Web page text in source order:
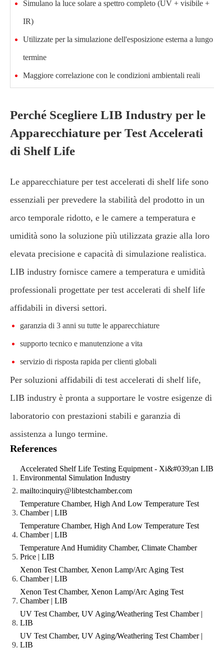
Simulano la luce solare a spettro completo (UV + visibile +
IR)
Utilizzate per la simulazione dell'esposizione esterna a lungo
termine
Maggiore correlazione con le condizioni ambientali reali
Perché Scegliere LIB Industry per le
Apparecchiature per Test Accelerati
di Shelf Life
Le apparecchiature per test accelerati di shelf life sono
essenziali per prevedere la stabilità del prodotto in un
arco temporale ridotto, e le camere a temperatura e
umidità sono la soluzione più utilizzata grazie alla loro
elevata precisione e capacità di simulazione realistica.
LIB industry fornisce camere a temperatura e umidità
professionali progettate per test accelerati di shelf life
affidabili in diversi settori.
garanzia di 3 anni su tutte le apparecchiature
supporto tecnico e manutenzione a vita
servizio di risposta rapida per clienti globali
Per soluzioni affidabili di test accelerati di shelf life,
LIB industry è pronta a supportare le vostre esigenze di
laboratorio con prestazioni stabili e garanzia di
assistenza a lungo termine.
References
Accelerated Shelf Life Testing Equipment - Xi&#039;an LIB
Environmental Simulation Industry
mailto:inquiry@libtestchamber.com
Temperature Chamber, High And Low Temperature Test
Chamber | LIB
Temperature Chamber, High And Low Temperature Test
Chamber | LIB
Temperature And Humidity Chamber, Climate Chamber
Price | LIB
Xenon Test Chamber, Xenon Lamp/Arc Aging Test
Chamber | LIB
Xenon Test Chamber, Xenon Lamp/Arc Aging Test
Chamber | LIB
UV Test Chamber, UV Aging/Weathering Test Chamber |
LIB
UV Test Chamber, UV Aging/Weathering Test Chamber |
LIB